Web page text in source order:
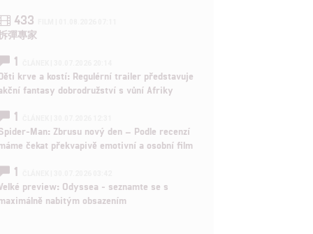
433
彈專家
1
krve a kostí: Regulérní trailer představuje
fantasy dobrodružství s vůní Afriky
1
Man: Zbrusu nový den – Podle recenzí
čekat překvapivě emotivní a osobní film
1
preview: Odyssea - seznamte se s
nabitým obsazením